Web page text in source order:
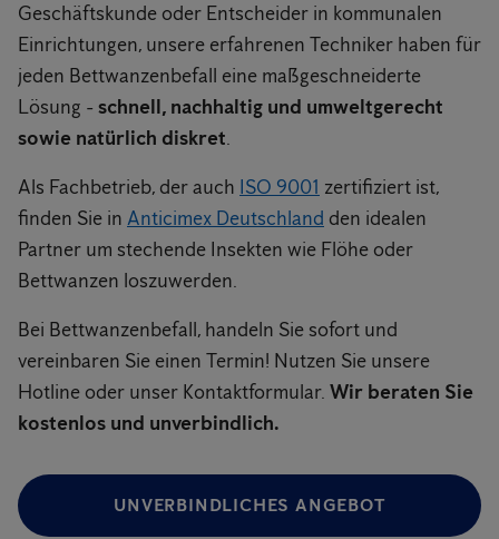
Geschäftskunde oder Entscheider in kommunalen
Einrichtungen, unsere erfahrenen Techniker haben für
jeden Bettwanzenbefall eine maßgeschneiderte
Lösung - schnell, nachhaltig und umweltgerecht
sowie natürlich diskret.
Als Fachbetrieb, der auch ISO 9001 zertifiziert ist,
finden Sie in Anticimex Deutschland den idealen
Partner um stechende Insekten wie Flöhe oder
Bettwanzen loszuwerden.
Bei Bettwanzenbefall, handeln Sie sofort und
vereinbaren Sie einen Termin! Nutzen Sie unsere
Hotline oder unser Kontaktformular. Wir beraten Sie
kostenlos und unverbindlich.
UNVERBINDLICHES ANGEBOT